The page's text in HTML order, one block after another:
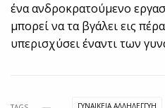
ένα ανδροκρατούμενο
μπορεί να τα βγάλει εις
υπερισχύσει έναντι των
ΓΥΝΑΙΚΕΙΑ ΑΛΛΗΛΕΓΓΥΗ